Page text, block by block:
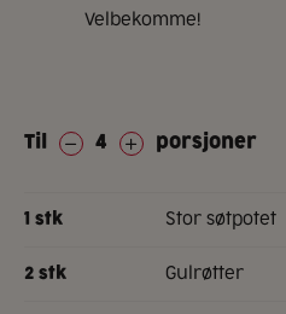
Til 4 porsjoner
1 stk stor søtpotet
2 stk gulrøtter
Velbekomme!